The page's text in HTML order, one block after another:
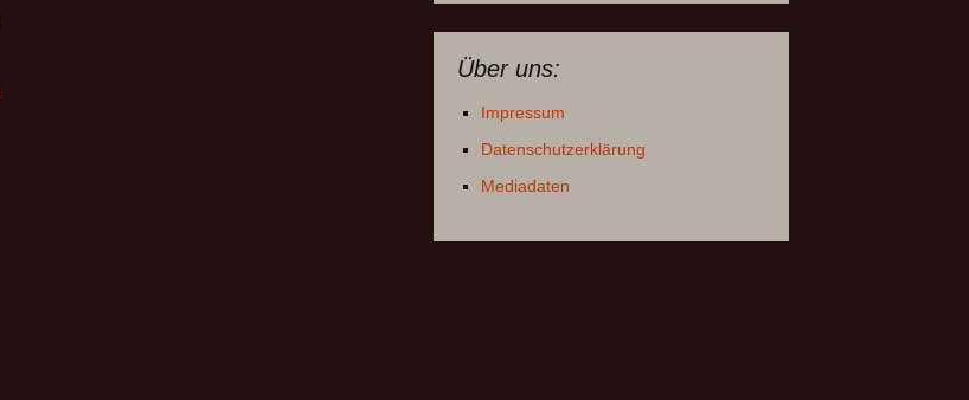
Über uns:
Impressum
Datenschutzerklärung
Mediadaten